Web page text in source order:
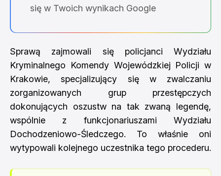
się w Twoich wynikach Google
Sprawą zajmowali się policjanci Wydziału
Kryminalnego Komendy Wojewódzkiej Policji w
Krakowie, specjalizujący się w zwalczaniu
zorganizowanych grup przestępczych
dokonujących oszustw na tak zwaną legendę,
wspólnie z funkcjonariuszami Wydziału
Dochodzeniowo-Śledczego. To właśnie oni
wytypowali kolejnego uczestnika tego procederu.